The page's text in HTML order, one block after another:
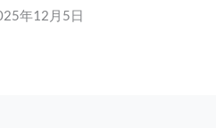
年12月5日